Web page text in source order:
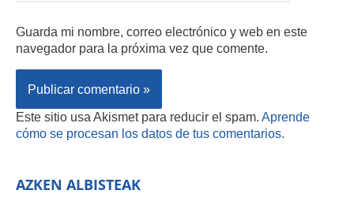
Guarda mi nombre, correo electrónico y web en este
navegador para la próxima vez que comente.
Este sitio usa Akismet para reducir el spam. Aprende
cómo se procesan los datos de tus comentarios.
AZKEN ALBISTEAK